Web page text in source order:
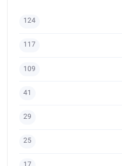
29
25
17
15
10
7